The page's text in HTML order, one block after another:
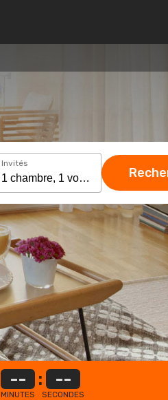
Invités
--
MINUTES
: --
SECONDES